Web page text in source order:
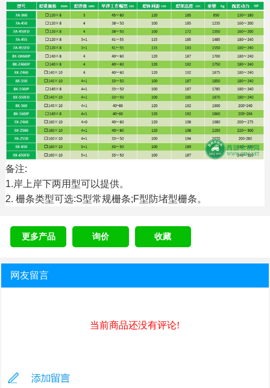
备注:
1.岸上岸下两用型可以提供。
2. 栅条类型可选:S型常规栅条;F型防堵型栅条。
更多产品 询价 收藏
网友留言
当前商品还没有评论!